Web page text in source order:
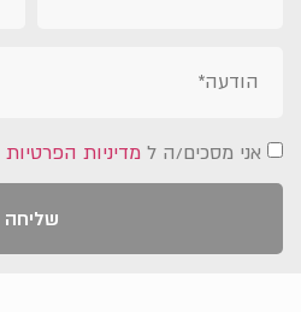
אני מסכים/ה ל מדיניות הפרטיות
שליחה